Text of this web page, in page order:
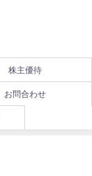
株主優待
お問合わせ